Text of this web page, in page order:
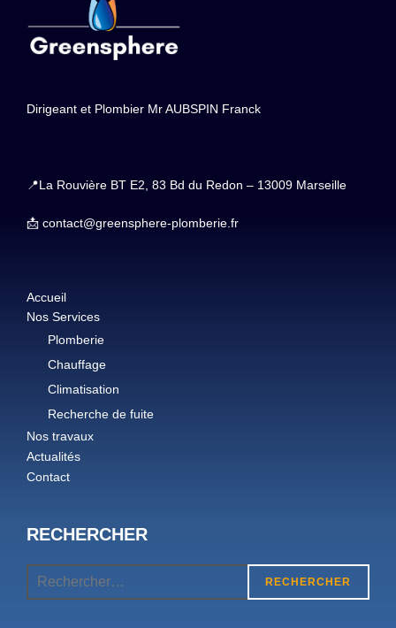
Dirigeant et Plombier Mr AUBSPIN Franck
📍La Rouvière BT E2, 83 Bd du Redon – 13009 Marseille
📩 contact@greensphere-plomberie.fr
Accueil
Nos Services
Plomberie
Chauffage
Climatisation
Recherche de fuite
Nos travaux
Actualités
Contact
RECHERCHER
RECHERCHER